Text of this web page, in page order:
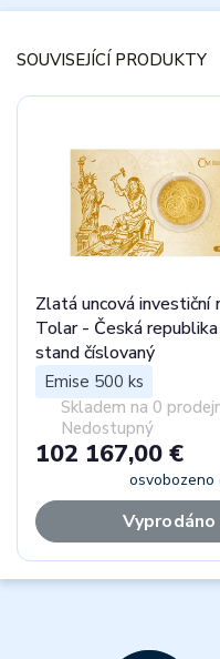
SOUVISEJÍCÍ PRODUKTY
Zlatá uncová investiční
Tolar - Česká
stand číslovaný
Emise 500 ks
Skladem na 0
Nedostupný
102 167,00 €
osvobozeno
Vyprodáno